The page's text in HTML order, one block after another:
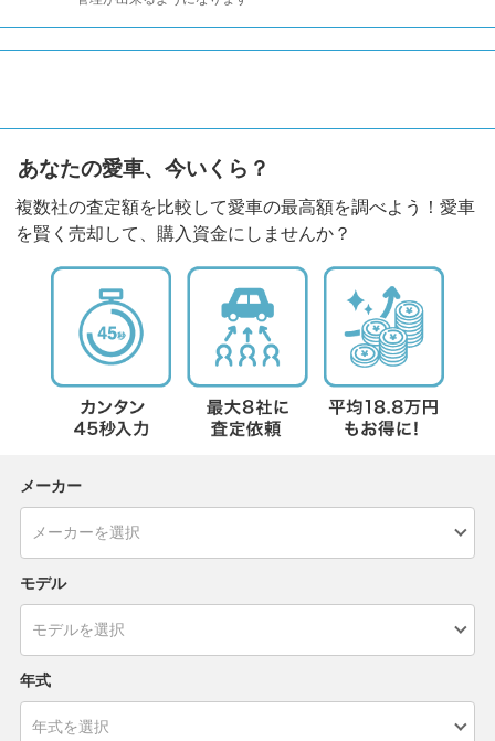
あなたの愛車、今いくら？
複数社の査定額を比較して愛車の最高額を調べよう！愛車
を賢く売却して、購入資金にしませんか？
メーカー
モデル
年式